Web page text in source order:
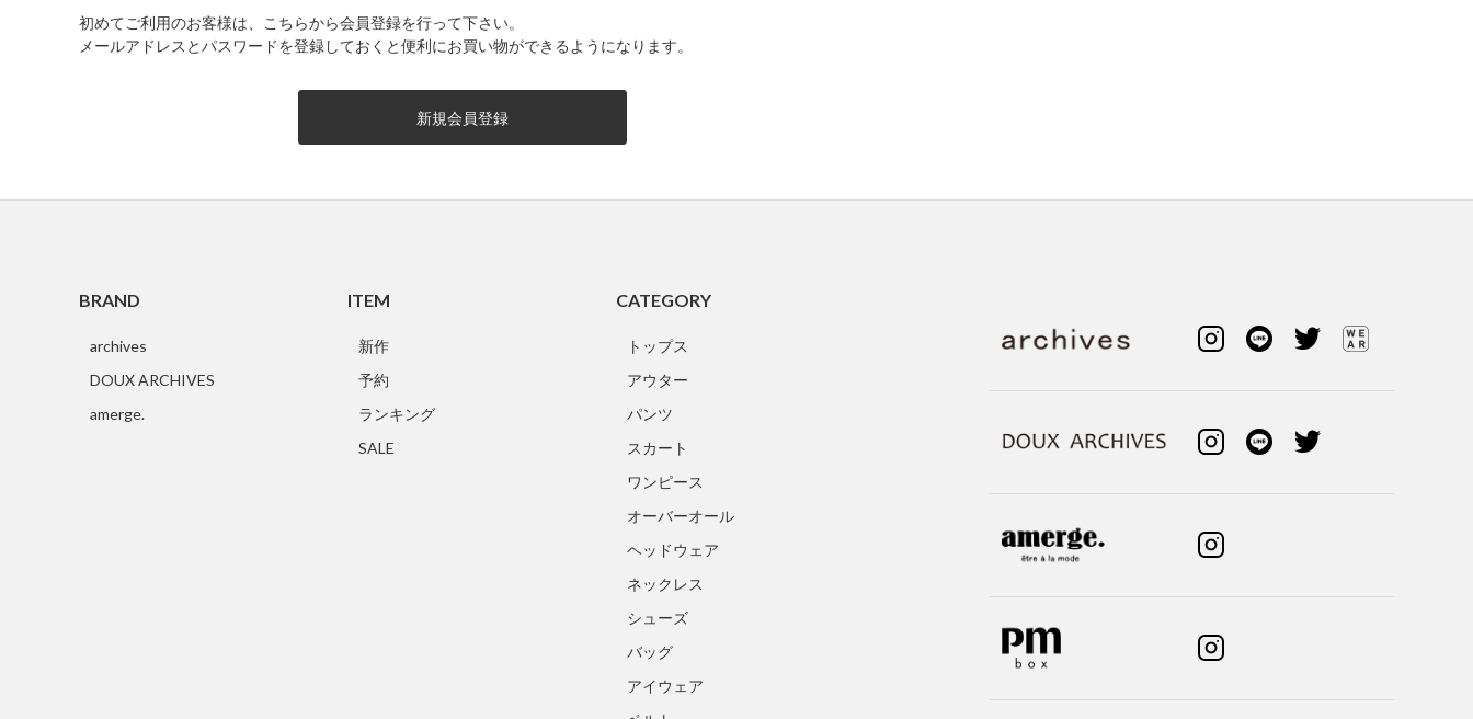
初めてご利用のお客様は、こちらから会員登録を行って下さい。
メールアドレスとパスワードを登録しておくと便利にお買い物ができるようになります。
BRAND
archives
DOUX ARCHIVES
amerge.
ITEM
新作
予約
ランキング
SALE
CATEGORY
トップス
アウター
パンツ
スカート
ワンピース
オーバーオール
ヘッドウェア
ネックレス
シューズ
バッグ
アイウェア